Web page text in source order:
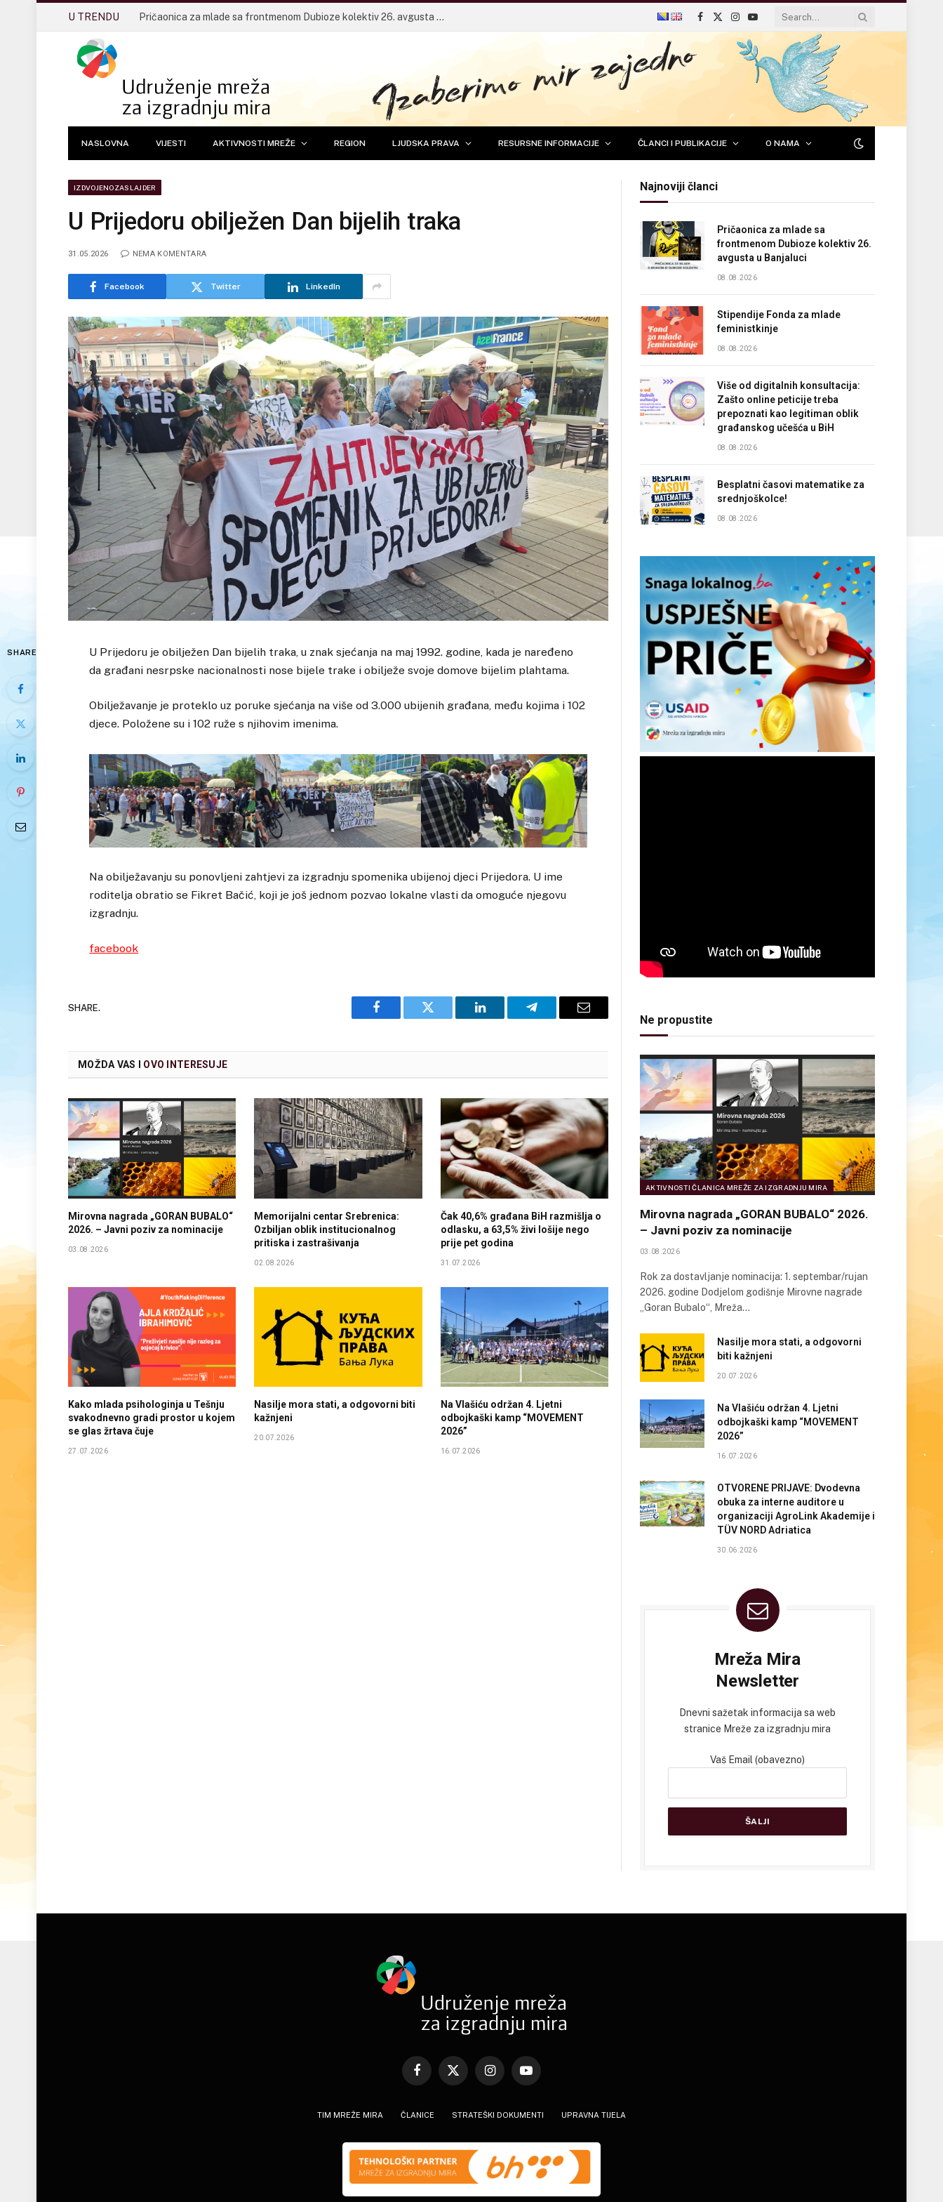
U TRENDU Pričaonica za mlade sa frontmenom Dubioze kolektiv 26. avgusta u Banjaluci
Facebook
X
(Twitter)
Instagram
YouTube
NASLOVNA VIJESTI AKTIVNOSTI MREŽE REGION LJUDSKA PRAVA RESURSNE INFORMACIJE ČLANCI I PUBLIKACIJE O NAMA
IZDVOJENOZASLAJDER
U Prijedoru obilježen Dan bijelih traka
31.05.2026 NEMA KOMENTARA
Facebook Twitter LinkedIn
SHARE
U Prijedoru je obilježen Dan bijelih traka, u znak sjećanja na maj 1992. godine, kada je naređeno
da građani nesrpske nacionalnosti nose bijele trake i obilježe svoje domove bijelim plahtama.
Obilježavanje je proteklo uz poruke sjećanja na više od 3.000 ubijenih građana, među kojima i 102
djece. Položene su i 102 ruže s njihovim imenima.
Na obilježavanju su ponovljeni zahtjevi za izgradnju spomenika ubijenoj djeci Prijedora. U ime
roditelja obratio se Fikret Bačić, koji je još jednom pozvao lokalne vlasti da omoguće njegovu
izgradnju.
facebook
SHARE.
Facebook Twitter LinkedIn Telegram Email
MOŽDA VAS I OVO INTERESUJE
Mirovna nagrada „GORAN BUBALO“
2026. – Javni poziv za nominacije
03.08.2026
Memorijalni centar Srebrenica:
Ozbiljan oblik institucionalnog
pritiska i zastrašivanja
02.08.2026
Čak 40,6% građana BiH razmišlja o
odlasku, a 63,5% živi lošije nego
prije pet godina
31.07.2026
Kako mlada psihologinja u Tešnju
svakodnevno gradi prostor u kojem
se glas žrtava čuje
27.07.2026
Nasilje mora stati, a odgovorni biti
kažnjeni
20.07.2026
Na Vlašiću održan 4. Ljetni
odbojkaški kamp “MOVEMENT
2026”
16.07.2026
Najnoviji članci
Pričaonica za mlade sa
frontmenom Dubioze kolektiv 26.
avgusta u Banjaluci
08.08.2026
Stipendije Fonda za mlade
feministkinje
08.08.2026
Više od digitalnih konsultacija:
Zašto online peticije treba
prepoznati kao legitiman oblik
građanskog učešća u BiH
08.08.2026
Besplatni časovi matematike za
srednjoškolce!
08.08.2026
Ne propustite
AKTIVNOSTI ČLANICA MREŽE ZA IZGRADNJU MIRA
Mirovna nagrada „GORAN BUBALO“ 2026.
– Javni poziv za nominacije
03.08.2026
Rok za dostavljanje nominacija: 1. septembar/rujan
2026. godine Dodjelom godišnje Mirovne nagrade
„Goran Bubalo“, Mreža…
Nasilje mora stati, a odgovorni
biti kažnjeni
20.07.2026
Na Vlašiću održan 4. Ljetni
odbojkaški kamp “MOVEMENT
2026”
16.07.2026
OTVORENE PRIJAVE: Dvodevna
obuka za interne auditore u
organizaciji AgroLink Akademije i
TÜV NORD Adriatica
30.06.2026
Mreža Mira
Newsletter
Dnevni sažetak informacija sa web
stranice Mreže za izgradnju mira
Vaš Email (obavezno)
Facebook
X
InstagramYouTube
TIM MREŽE MIRA ČLANICE STRATEŠKI DOKUMENTI UPRAVNA TIJELA